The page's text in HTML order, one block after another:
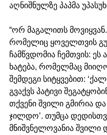
აღნიშნულზე პაპმა
“ორ მაგალითს
რომელიც ყოველთვის
ჩამწვდომია ჩემთვის: ეს
ხატება, რომელმაც
შემდეგი სიტყვებით:
გვაქვს პატივი
თქვენი შვილი გმირია და
ჯილდო’. თუმცა
მნიშვნელოვანია შვილი